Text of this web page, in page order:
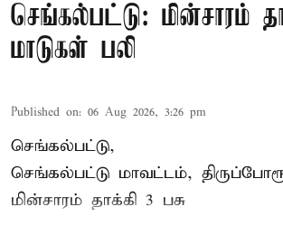
செங்கல்பட்டு: மின்சாரம்
மாடுகள் பலி
Published on: 06 Aug 2026, 3:26 pm
செங்கல்பட்டு,
செங்கல்பட்டு மாவட்டம்,
மின்சாரம் தாக்கி 3 பசு